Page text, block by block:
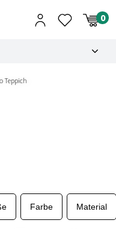
Teppich
Farbe Material